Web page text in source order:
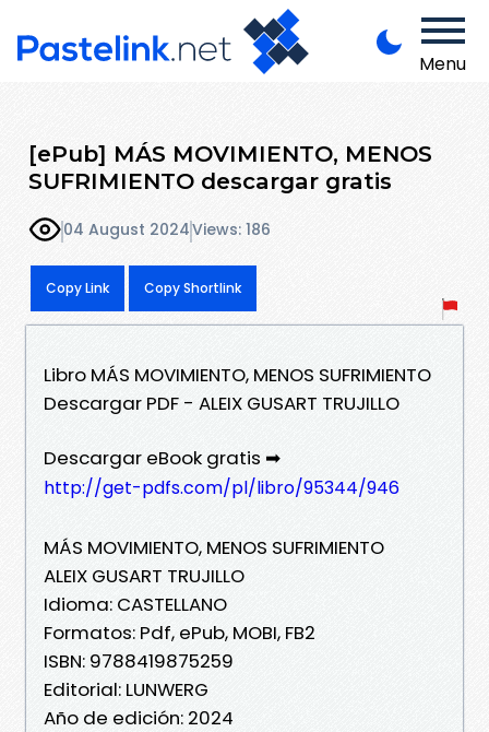
Menu
[ePub] MÁS MOVIMIENTO, MENOS
SUFRIMIENTO descargar gratis
04 August 2024Views: 186
Copy Link Copy Shortlink
Libro MÁS MOVIMIENTO, MENOS SUFRIMIENTO
Descargar PDF - ALEIX GUSART TRUJILLO
Descargar eBook gratis ➡
http://get-pdfs.com/pl/libro/95344/946
MÁS MOVIMIENTO, MENOS SUFRIMIENTO
ALEIX GUSART TRUJILLO
Idioma: CASTELLANO
Formatos: Pdf, ePub, MOBI, FB2
ISBN: 9788419875259
Editorial: LUNWERG
Año de edición: 2024